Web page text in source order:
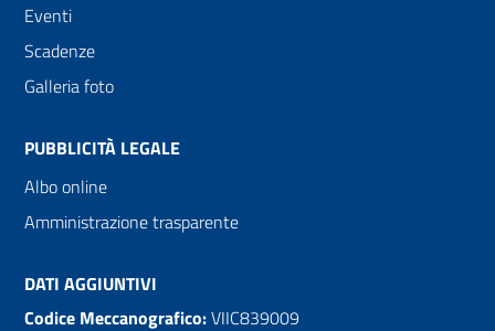
Eventi
Scadenze
Galleria foto
PUBBLICITÀ LEGALE
Albo online
Amministrazione trasparente
DATI AGGIUNTIVI
Codice Meccanografico:VIIC839009